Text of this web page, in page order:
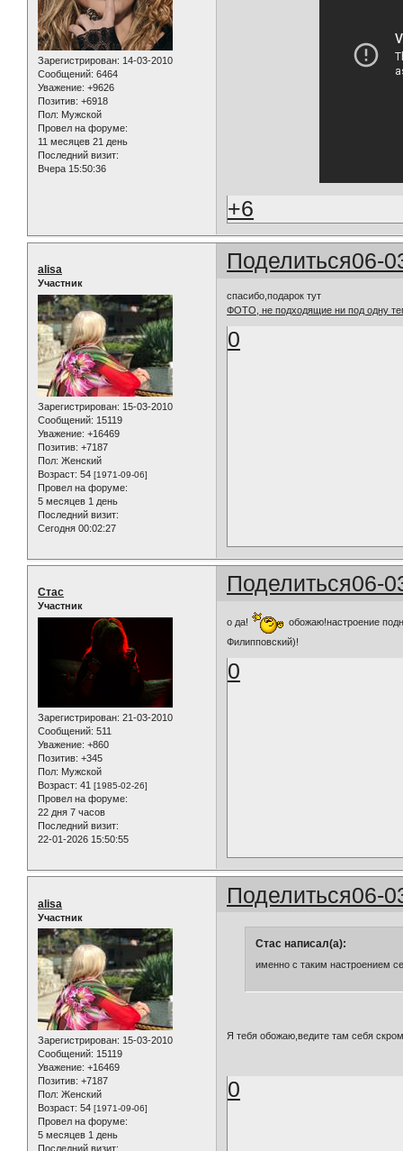
Зарегистрирован: 14-03-2010
Сообщений: 6464
Уважение: +9626
Позитив: +6918
Пол: Мужской
Провел на форуме:
11 месяцев 21 день
Последний визит:
Вчера 15:50:36
+6
Поделиться06-
alisa
Участник
Зарегистрирован: 15-03-2010
Сообщений: 15119
Уважение: +16469
Позитив: +7187
Пол: Женский
Возраст: 54 [1971-09-06]
Провел на форуме:
5 месяцев 1 день
Последний визит:
Сегодня 00:02:27
спасибо,подарок тут
ФОТО, не подходящие ни под одну
0
Поделиться06-
Стас
Участник
Зарегистрирован: 21-03-2010
Сообщений: 511
Уважение: +860
Позитив: +345
Пол: Мужской
Возраст: 41 [1985-02-26]
Провел на форуме:
22 дня 7 часов
Последний визит:
22-01-2026 15:50:55
о да!
обожаю!настроение
Филипповский)!
0
Поделиться06-
alisa
Участник
Зарегистрирован: 15-03-2010
Сообщений: 15119
Уважение: +16469
Позитив: +7187
Пол: Женский
Возраст: 54 [1971-09-06]
Провел на форуме:
5 месяцев 1 день
Последний визит:
Стас написал(а):
именно с таким настроением
Я тебя обожаю,ведите там себя
0